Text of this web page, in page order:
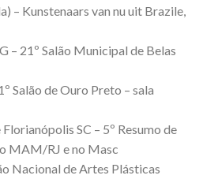
– Kunstenaars van nu uit Brazile,
– 21º Salão Municipal de Belas
Salão de Ouro Preto – sala
SC – 5º Resumo de
MAM/RJ e no Masc
Nacional de Artes Plásticas